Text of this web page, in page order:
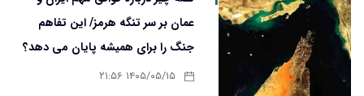
عمان بر سر تنگه هرمز/ این تفاهم
جنگ را برای همیشه پایان می دهد؟
۱۴۰۵/۰۵/۱۵ ۲۱:۵۶